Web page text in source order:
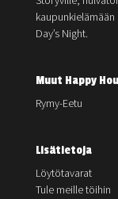
Day’s Night.
Muut Happy
Rymy-Eetu
Lisätietoja
Löytötavarat
Tule meille töihin